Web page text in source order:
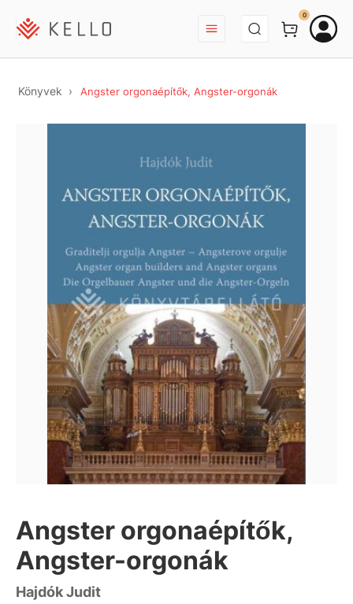
BEJELENTKEZÉS
0
Könyvek Angster orgonaépítők, Angster-orgonák
Angster orgonaépítők,
Angster-orgonák
Hajdók Judit